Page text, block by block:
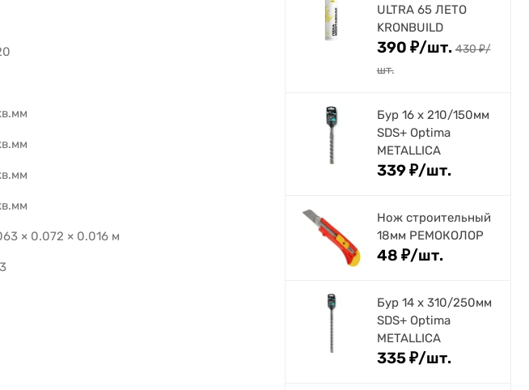
× 0.072 × 0.016 м
ULTRA 65 ЛЕТО
KRONBUILD
390 ₽/шт. 430₽/
шт.
Бур 16 х 210/150мм
SDS+ Optima
METALLICA
339₽/шт.
Нож строительный
18мм РЕМОКОЛОР
48 ₽/шт.
Бур 14 х 310/250мм
SDS+ Optima
METALLICA
335₽/шт.